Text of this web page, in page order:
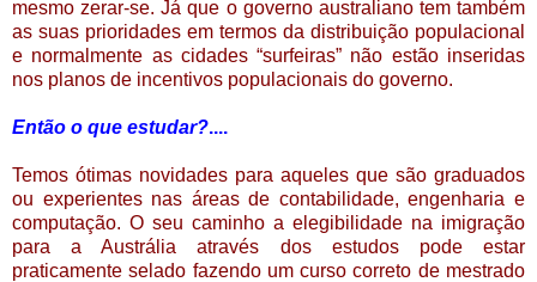
mesmo zerar-se. Já que o governo australiano tem também
as suas prioridades em termos da distribuição populacional
e normalmente as cidades “surfeiras” não estão inseridas
nos planos de incentivos populacionais do governo.
Então o que estudar?....
Temos ótimas novidades para aqueles que são graduados
ou experientes nas áreas de contabilidade, engenharia e
computação. O seu caminho a elegibilidade na imigração
para a Austrália através dos estudos pode estar
praticamente selado fazendo um curso correto de mestrado